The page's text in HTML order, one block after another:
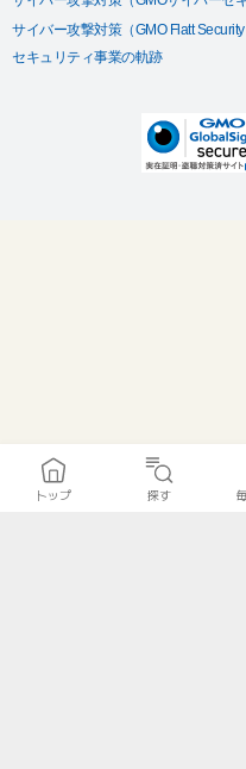
サイバー攻撃対策（GMO Flatt Security
セキュリティ事業の軌跡
トップ 探す